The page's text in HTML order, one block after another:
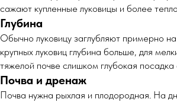
сажают купленные луковицы и более
Глубина
Обычно луковицу заглубляют примерно
крупных луковиц глубина больше, для
тяжелой почве слишком глубокая
Почва и дренаж
Почва нужна рыхлая и плодородная. На